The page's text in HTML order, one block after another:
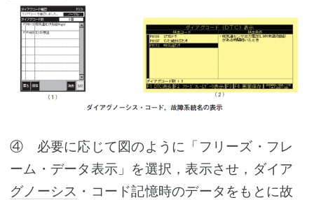
④ 必要に応じて図のように「フリーズ・フレ
ーム・データ表示」を選択，表示させ，ダイア
グノーシス ・コード記憶時のデータをもとに故